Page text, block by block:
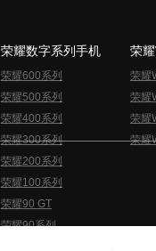
荣耀数字系列手机
荣耀600系列
荣耀500系列
荣耀400系列
荣耀300系列
荣耀200系列
荣耀100系列
荣耀90 GT
荣耀90系列
荣
荣耀
荣耀
荣耀
荣耀